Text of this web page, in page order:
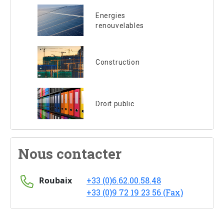
Energies
renouvelables
Construction
Droit public
Nous contacter
Roubaix
+33 (0)6.62.00.58.48
+33 (0)9 72 19 23 56 (Fax)